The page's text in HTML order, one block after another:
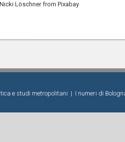
Löschner from Pixabay
e studi metropolitani | I numeri di